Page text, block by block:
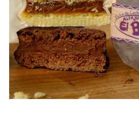
CHUBUT
CORDOBA
CORRIENTES
COSTA ATLANTICA